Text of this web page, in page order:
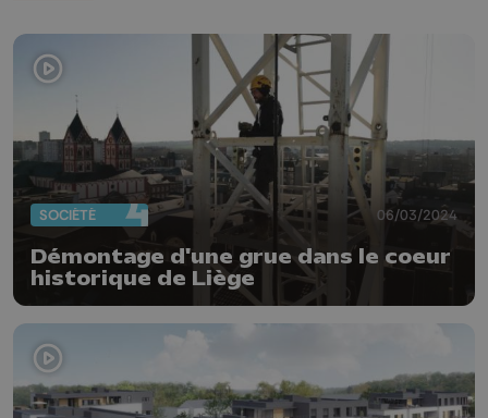
SOCIÉTÉ 06/03/2024
Démontage d'une grue dans le coeur
historique de Liège